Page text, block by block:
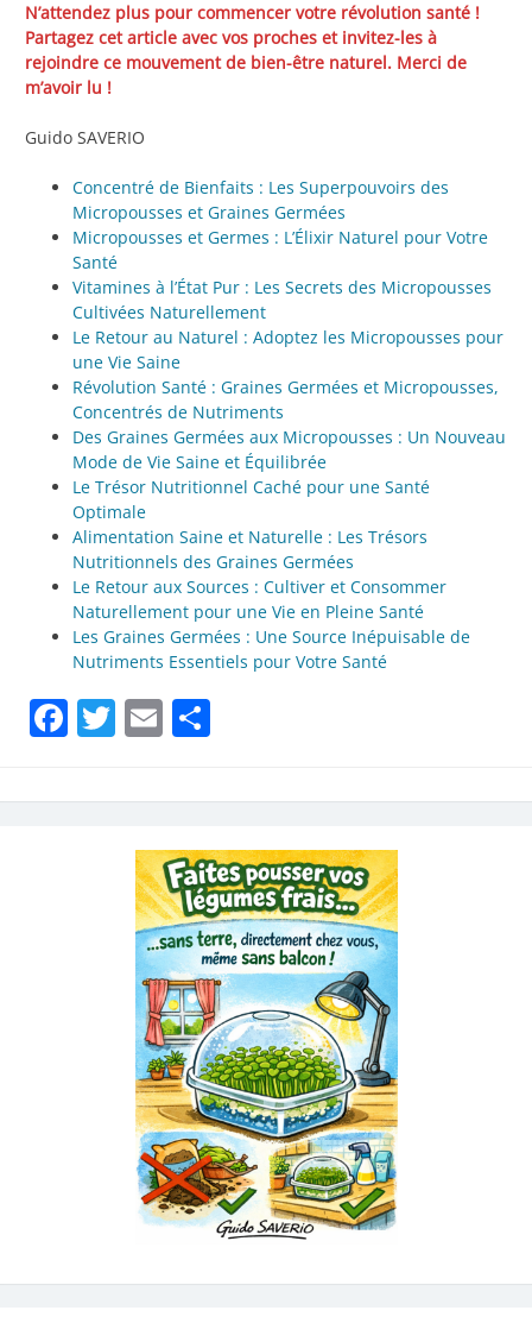
N’attendez plus pour commencer votre révolution santé !
Partagez cet article avec vos proches et invitez-les à
rejoindre ce mouvement de bien-être naturel. Merci de
m’avoir lu !
Guido SAVERIO
Concentré de Bienfaits : Les Superpouvoirs des
Micropousses et Graines Germées
Micropousses et Germes : L’Élixir Naturel pour Votre
Santé
Vitamines à l’État Pur : Les Secrets des Micropousses
Cultivées Naturellement
Le Retour au Naturel : Adoptez les Micropousses pour
une Vie Saine
Révolution Santé : Graines Germées et Micropousses,
Concentrés de Nutriments
Des Graines Germées aux Micropousses : Un Nouveau
Mode de Vie Saine et Équilibrée
Le Trésor Nutritionnel Caché pour une Santé
Optimale
Alimentation Saine et Naturelle : Les Trésors
Nutritionnels des Graines Germées
Le Retour aux Sources : Cultiver et Consommer
Naturellement pour une Vie en Pleine Santé
Les Graines Germées : Une Source Inépuisable de
Nutriments Essentiels pour Votre Santé
Facebook
Twitter
Email